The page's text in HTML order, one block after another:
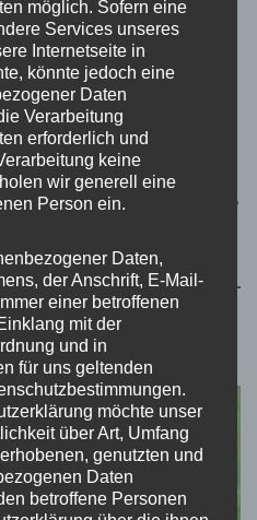
die ehrenamtlichen Mitglieder
sich in ihrer Freizeit für den
in Naturschutzprojekte sowie
unterstützen
möglich. Sofern eine
Services unseres
Internetseite in
könnte jedoch eine
Daten
Verarbeitung
erforderlich und
keine
wir generell eine
Person ein.
Daten,
der Anschrift, E-Mail-
einer betroffenen
mit der
und in
für uns geltenden
möchte unser
über Art, Umfang
genutzten und
Daten
betroffene Personen